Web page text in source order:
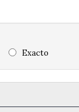
Exacto